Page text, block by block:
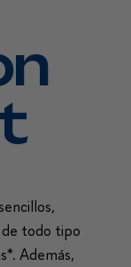
de todo tipo
Además,